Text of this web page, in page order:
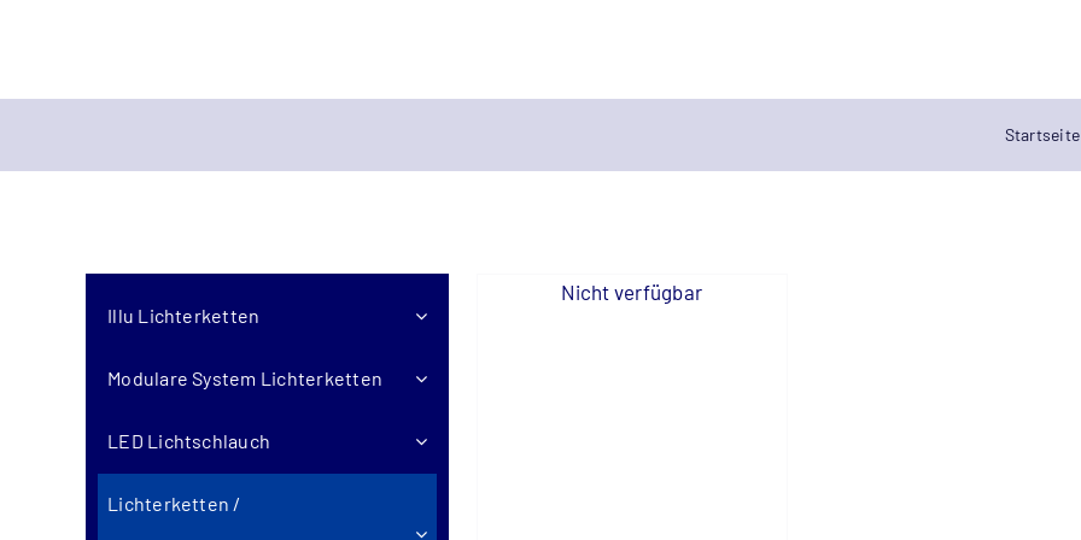
Startseite
Illu Lichterketten
Modulare System Lichterketten
LED Lichtschlauch
Lichterketten /
Nicht verfügbar